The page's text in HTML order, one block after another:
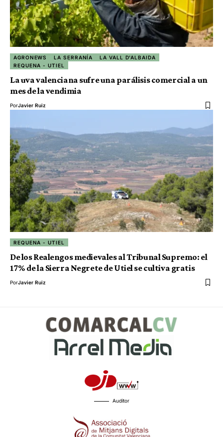
AGRONEWS LA SERRANÍA
LA VALL D'ALBAIDA
REQUENA - UTIEL
La uva valenciana sufre una parálisis comercial a un
mes de la vendimia
PorJavier Ruiz
REQUENA - UTIEL
De los Realengos medievales al Tribunal Supremo: el
17% de la Sierra Negrete de Utiel se cultiva gratis
PorJavier Ruiz
Auditor